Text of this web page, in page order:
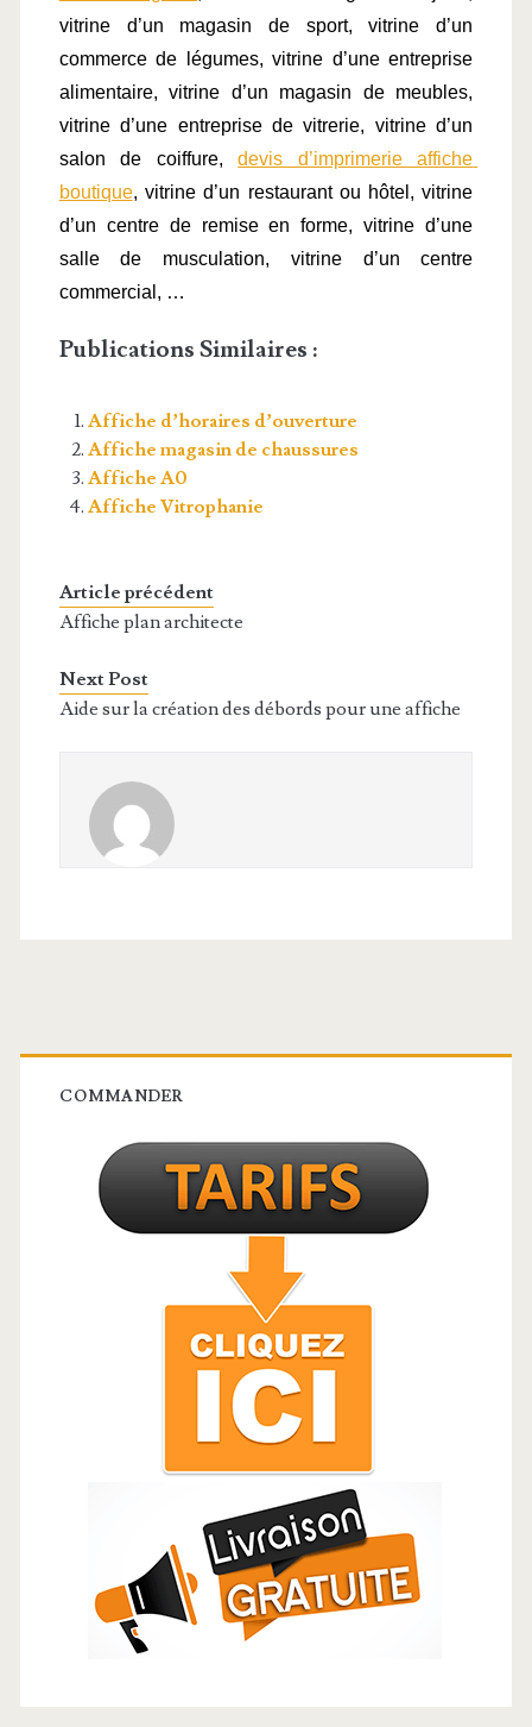
vitrine d’un magasin de sport, vitrine d’un
commerce de légumes, vitrine d’une entreprise
alimentaire, vitrine d’un magasin de meubles,
vitrine d’une entreprise de vitrerie, vitrine d’un
salon de coiffure, devis d’imprimerie affiche
boutique, vitrine d’un restaurant ou hôtel, vitrine
d’un centre de remise en forme, vitrine d’une
salle de musculation, vitrine d’un centre
commercial, …
Publications Similaires :
Affiche d’horaires d’ouverture
Affiche magasin de chaussures
Affiche A0
Affiche Vitrophanie
Article précédent
Affiche plan architecte
Next Post
Aide sur la création des débords pour une affiche
Barre
latérale
principale
COMMANDER